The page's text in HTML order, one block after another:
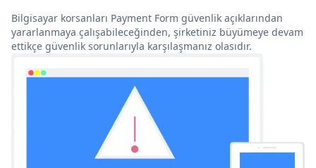
Bilgisayar korsanları Payment Form güvenlik açıklarından
yararlanmaya çalışabileceğinden, şirketiniz büyümeye devam
ettikçe güvenlik sorunlarıyla karşılaşmanız olasıdır.